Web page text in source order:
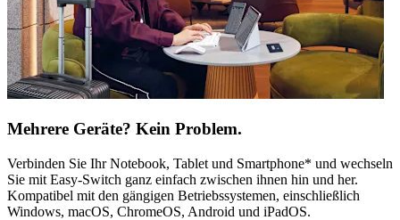
Mehrere Geräte? Kein Problem.
Verbinden Sie Ihr Notebook, Tablet und Smartphone* und wechseln
Sie mit Easy-Switch ganz einfach zwischen ihnen hin und her.
Kompatibel mit den gängigen Betriebssystemen, einschließlich
Windows, macOS, ChromeOS, Android und iPadOS.